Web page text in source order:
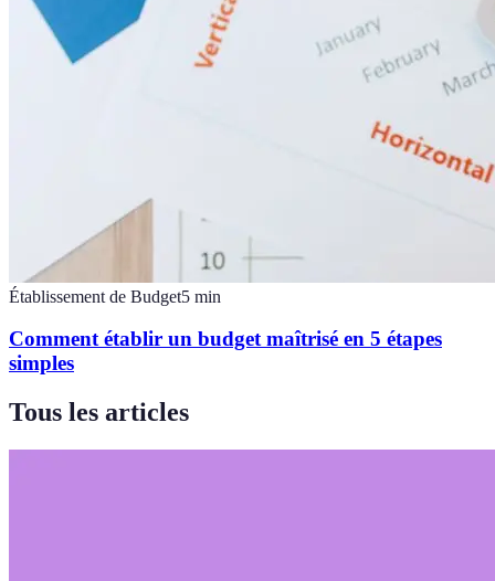
Établissement de Budget5 min
Comment établir un budget maîtrisé en 5 étapes
simples
Tous les articles